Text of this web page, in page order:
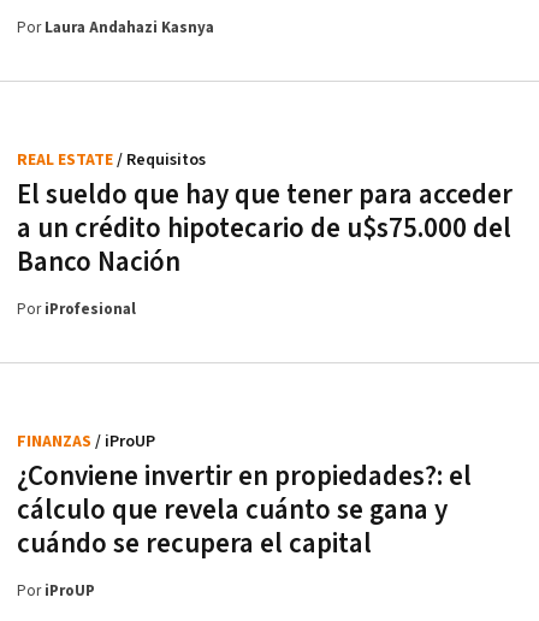
PorLaura Andahazi Kasnya
El sueldo que hay que tener para acceder
a un crédito hipotecario de u$s75.000 del
Banco Nación
REAL ESTATE/ Requisitos
PoriProfesional
¿Conviene invertir en propiedades?: el
cálculo que revela cuánto se gana y
cuándo se recupera el capital
FINANZAS / iProUP
PoriProUP